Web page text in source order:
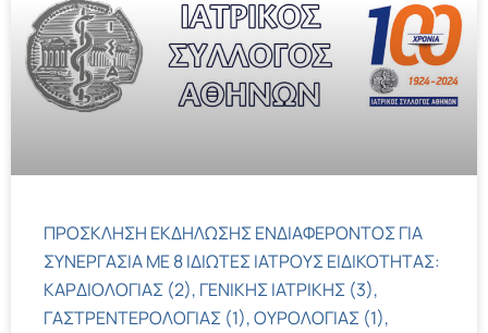
ΠΡΟΣΚΛΗΣΗ ΕΚΔΗΛΩΣΗΣ ΕΝΔΙΑΦΕΡΟΝΤΟΣ ΓΙΑ
ΣΥΝΕΡΓΑΣΙΑ ΜΕ 8 ΙΔΙΩΤΕΣ ΙΑΤΡΟΥΣ ΕΙΔΙΚΟΤΗΤΑΣ:
ΚΑΡΔΙΟΛΟΓΙΑΣ (2), ΓΕΝΙΚΗΣ ΙΑΤΡΙΚΗΣ (3),
ΓΑΣΤΡΕΝΤΕΡΟΛΟΓΙΑΣ (1), ΟΥΡΟΛΟΓΙΑΣ (1),